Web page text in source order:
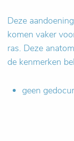
Deze
komen vaker
ras. Deze
de kenmerken
geen